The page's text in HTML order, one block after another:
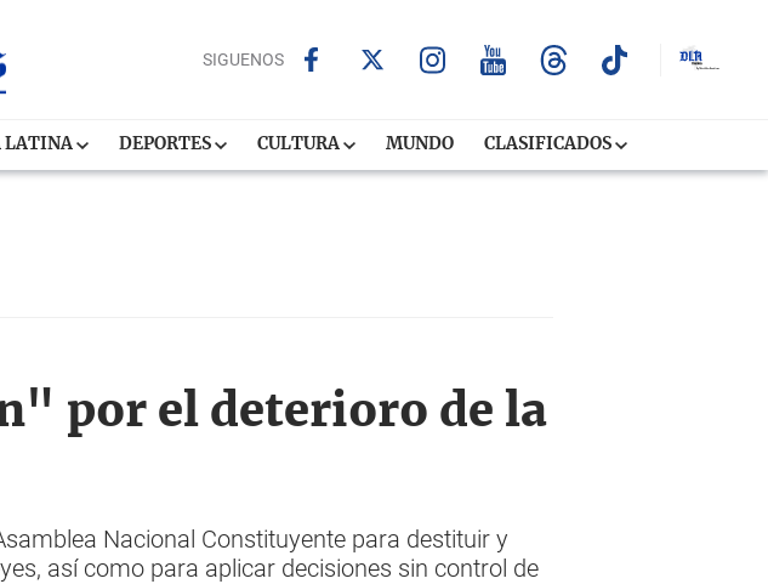
SIGUENOS
LATINA DEPORTES CULTURA MUNDO CLASIFICADOS
por el deterioro de la
Nacional Constituyente para destituir y
así como para aplicar decisiones sin control de